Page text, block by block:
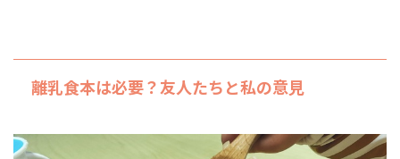
離乳食本は必要？友人たちと私の意見